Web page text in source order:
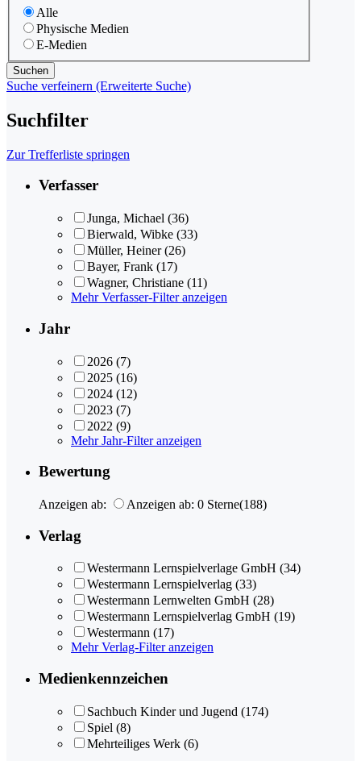
Alle
Physische Medien
E-Medien
Suche verfeinern (Erweiterte Suche)
Suchfilter
Zur Trefferliste springen
Verfasser
Junga, Michael (36)
Bierwald, Wibke (33)
Müller, Heiner (26)
Bayer, Frank (17)
Wagner, Christiane (11)
Mehr Verfasser-Filter anzeigen
Jahr
2026 (7)
2025 (16)
2024 (12)
2023 (7)
2022 (9)
Mehr Jahr-Filter anzeigen
Bewertung
Anzeigen ab: Anzeigen ab: 0 Sterne(188)
Verlag
Westermann Lernspielverlage GmbH (34)
Westermann Lernspielverlag (33)
Westermann Lernwelten GmbH (28)
Westermann Lernspielverlag GmbH (19)
Westermann (17)
Mehr Verlag-Filter anzeigen
Medienkennzeichen
Sachbuch Kinder und Jugend (174)
Spiel (8)
Mehrteiliges Werk (6)